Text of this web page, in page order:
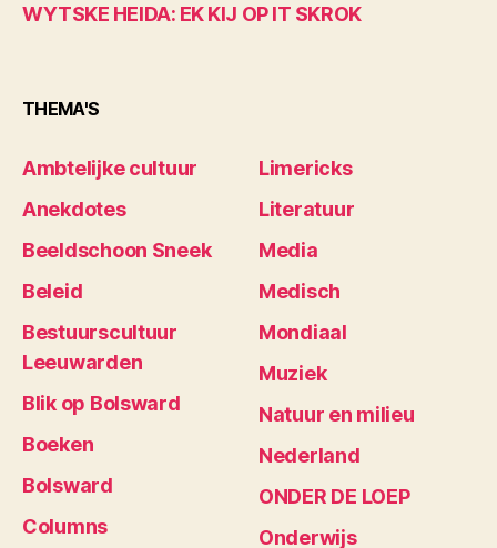
WYTSKE HEIDA: EK KIJ OP IT SKROK
THEMA'S
Ambtelijke cultuur
Anekdotes
Beeldschoon Sneek
Beleid
Bestuurscultuur
Leeuwarden
Blik op Bolsward
Boeken
Bolsward
Columns
Limericks
Literatuur
Media
Medisch
Mondiaal
Muziek
Natuur en milieu
Nederland
ONDER DE LOEP
Onderwijs